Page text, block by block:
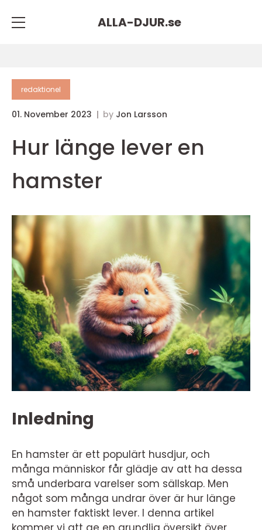
ALLA-DJUR.se
redaktionel
01. November 2023 by Jon Larsson
Hur länge lever en
hamster
Inledning
En hamster är ett populärt husdjur, och
många människor får glädje av att ha dessa
små underbara varelser som sällskap. Men
något som många undrar över är hur länge
en hamster faktiskt lever. I denna artikel